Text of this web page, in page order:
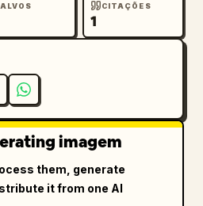
CITAÇÕES
1
imagem
them, generate
it from one AI